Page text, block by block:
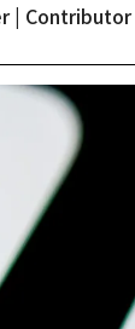
| Contributor